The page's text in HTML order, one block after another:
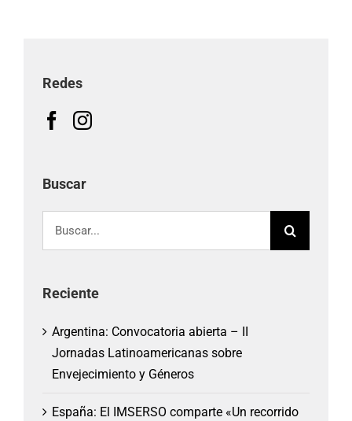
Redes
Buscar
Reciente
Argentina: Convocatoria abierta – II
Jornadas Latinoamericanas sobre
Envejecimiento y Géneros
España: El IMSERSO comparte «Un recorrido